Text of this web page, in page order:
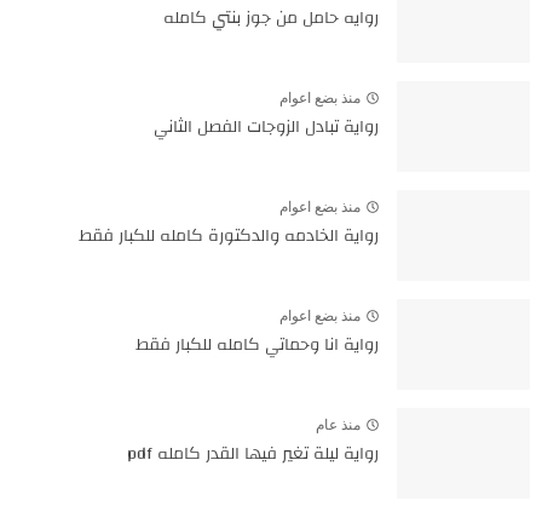
روايه حامل من جوز بنتي كامله
منذ بضع اعوام
رواية تبادل الزوجات الفصل الثاني
منذ بضع اعوام
رواية الخادمه والدكتورة كامله للكبار فقط
منذ بضع اعوام
رواية انا وحماتي كامله للكبار فقط
منذ عام
رواية ليلة تغير فيها القدر كامله pdf